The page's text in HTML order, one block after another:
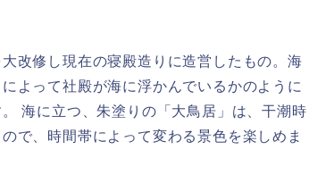
改修し現在の寝殿造りに造営したもの。海
よって社殿が海に浮かんでいるかのように
海に立つ、朱塗りの「大鳥居」は、干潮時
で、時間帯によって変わる景色を楽しめま